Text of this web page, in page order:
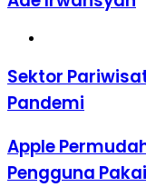
Sektor
Pariwisata
Masih
Pandemi
Sektor
Pandemi
Apple
Permudah
Unlock
Apple
Pengguna